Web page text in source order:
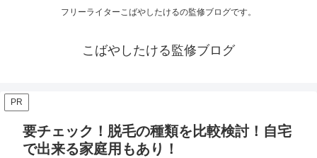
フリーライターこばやしたけるの監修ブログです。
こばやしたける監修ブログ
PR
要チェック！脱毛の種類を比較検討！自宅
で出来る家庭用もあり！